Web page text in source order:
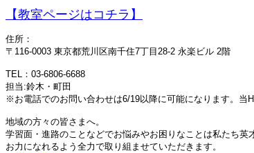
【教室ページはコチラ】
住所：
〒116-0003 東京都荒川区南千住7丁目28-2 永楽ビル 2階
TEL：03-6806-6688
担当:鈴木・町田
※お電話でのお問い合わせは6/19以降に可能になります。当
地域の方々の皆さまへ。
学習面・進路のことなどでお悩みやお困りなことは私たち英
お力になれるよう全力で取り組ませていただきます。